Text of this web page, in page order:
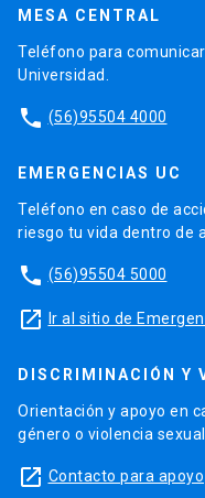
MESA CENTRAL
Teléfono para
Universidad.
phone (56)95504 4000
EMERGENCIAS UC
Teléfono en caso de
riesgo tu vida dentro de
phone (56)95504 5000
launch Ir al sitio de
DISCRIMINACIÓN Y
Orientación y apoyo en
género o violencia
launch Contacto para apoyo